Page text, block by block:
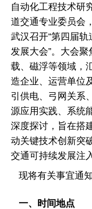
自动化工程技术研
道交通专业委员会
武汉召开‌“第四届轨
发展大会”‌。 大会聚
载、磁浮等领域，
造企业、运营单位
引供电、弓网关系
源应用实践、系统
深度探讨，旨在搭
动关键技术创新突
交通可持续发展注
现将有关事宜通
一、时间地点